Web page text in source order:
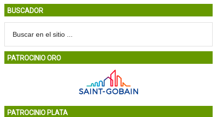
BUSCADOR
PATROCINIO ORO
PATROCINIO PLATA